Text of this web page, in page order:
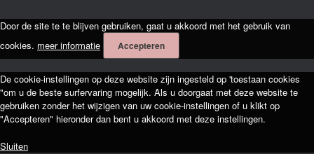
Door de site te te blijven gebruiken, gaat u akkoord met het gebruik van
cookies. meer informatie Accepteren
De cookie-instellingen op deze website zijn ingesteld op 'toestaan cookies
"om u de beste surfervaring mogelijk. Als u doorgaat met deze website te
gebruiken zonder het wijzigen van uw cookie-instellingen of u klikt op
"Accepteren" hieronder dan bent u akkoord met deze instellingen.
Sluiten